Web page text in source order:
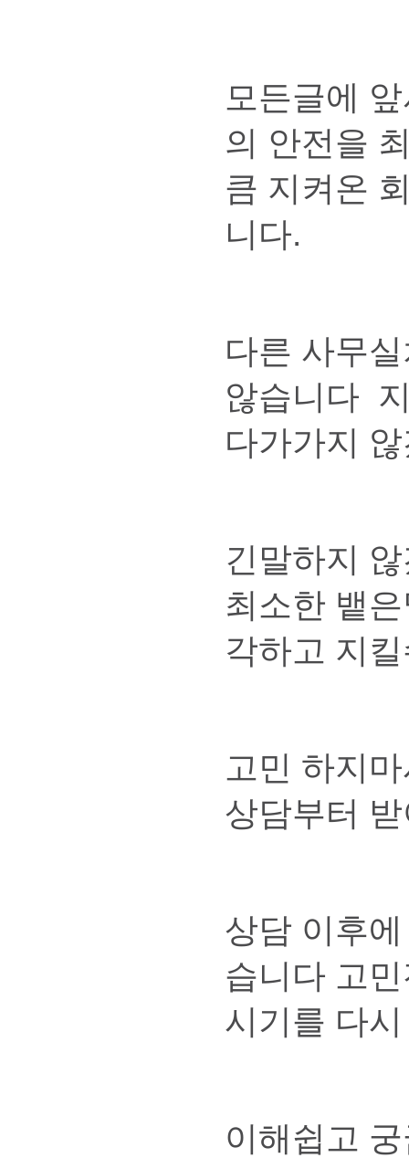
모든글에
의 안전을
큼 지켜온
니다.
다른 사무
않습니다
다가가
긴말하지
최소한 뱉
각하고 지
고민 하지
상담부
상담 이후
습니다 고
시기를
이해쉽고